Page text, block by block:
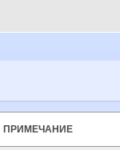
ПРИМЕЧАНИЕ